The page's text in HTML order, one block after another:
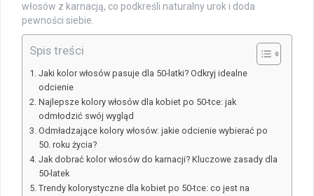
włosów z karnacją, co podkreśli naturalny urok i doda
pewności siebie.
Spis treści
Jaki kolor włosów pasuje dla 50-latki? Odkryj idealne
odcienie
Najlepsze kolory włosów dla kobiet po 50-tce: jak
odmłodzić swój wygląd
Odmładzające kolory włosów: jakie odcienie wybierać po
50. roku życia?
Jak dobrać kolor włosów do karnacji? Kluczowe zasady dla
50-latek
Trendy kolorystyczne dla kobiet po 50-tce: co jest na